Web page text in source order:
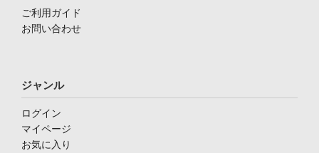
ご利用ガイド
お問い合わせ
ジャンル
ログイン
マイページ
お気に入り